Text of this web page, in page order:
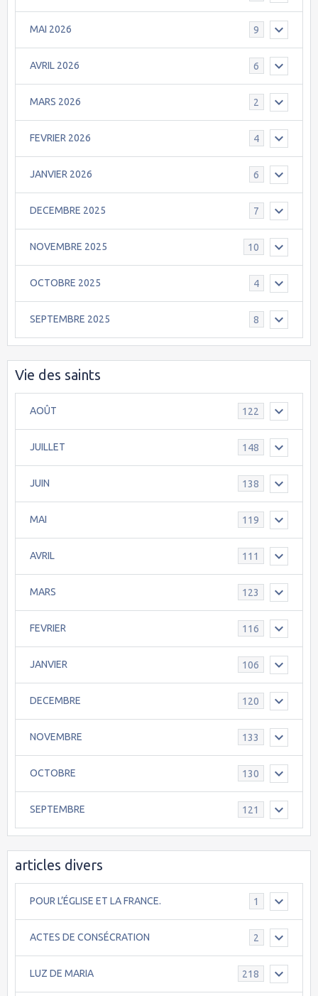
MAI 2026 9
AVRIL 2026 6
MARS 2026 2
FEVRIER 2026 4
JANVIER 2026 6
DECEMBRE 2025 7
NOVEMBRE 2025 10
OCTOBRE 2025 4
SEPTEMBRE 2025 8
Vie des saints
AOÛT 122
JUILLET 148
JUIN 138
MAI 119
AVRIL 111
MARS 123
FEVRIER 116
JANVIER 106
DECEMBRE 120
NOVEMBRE 133
OCTOBRE 130
SEPTEMBRE 121
articles divers
POUR L’ÉGLISE ET LA FRANCE. 1
ACTES DE CONSÉCRATION 2
LUZ DE MARIA 218